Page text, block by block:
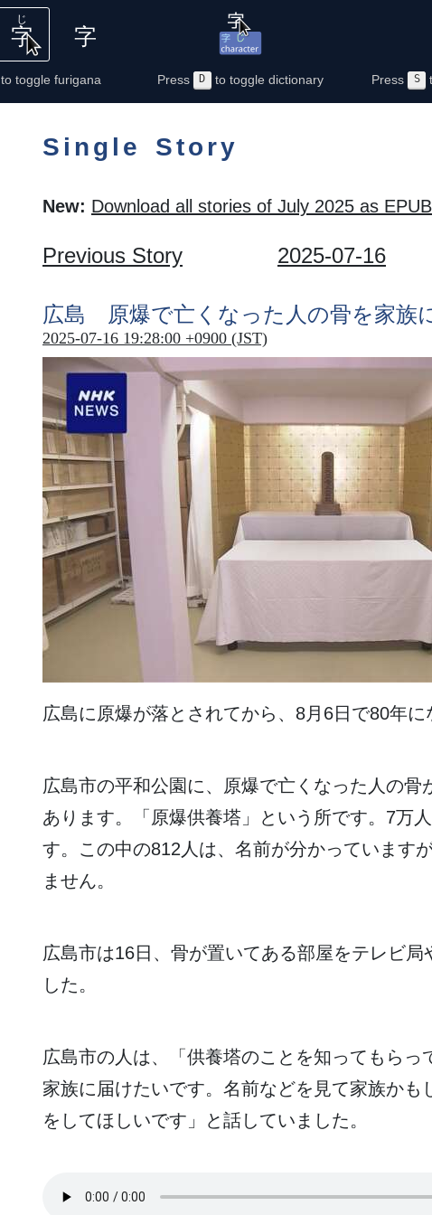
to toggle furigana Press D to toggle dictionary Press S
Single Story
New: Download all stories of July 2025 as EPUB
Previous Story 2025-07-16
広島 原爆で亡 くなった 人 の骨を家族
2025-07-16 19:28:00 +0900 (JST)
広島に原爆が落とされてから、8月 6日 で80年に
広島市の平和公園 に、 原爆で亡 くなった 人の骨
あります。「 原爆供養塔 」という 所です。7万人
す。この中の812 人 は、 名前が分かっていますが
ません。
広島市は16日 、 骨が置いてある部屋をテレビ局
した。
広島市の 人 は、「 供養塔のことを知ってもらっ
家族に届けたいです。 名前などを 見て家族かも
をしてほしいです」と話していました。